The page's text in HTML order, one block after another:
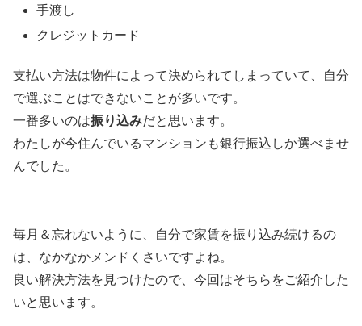
手渡し
クレジットカード
支払い方法は物件によって決められてしまっていて、自分
で選ぶことはできないことが多いです。
一番多いのは振り込みだと思います。
わたしが今住んでいるマンションも銀行振込しか選べませ
んでした。
毎月＆忘れないように、自分で家賃を振り込み続けるの
は、なかなかメンドくさいですよね。
良い解決方法を見つけたので、今回はそちらをご紹介した
いと思います。